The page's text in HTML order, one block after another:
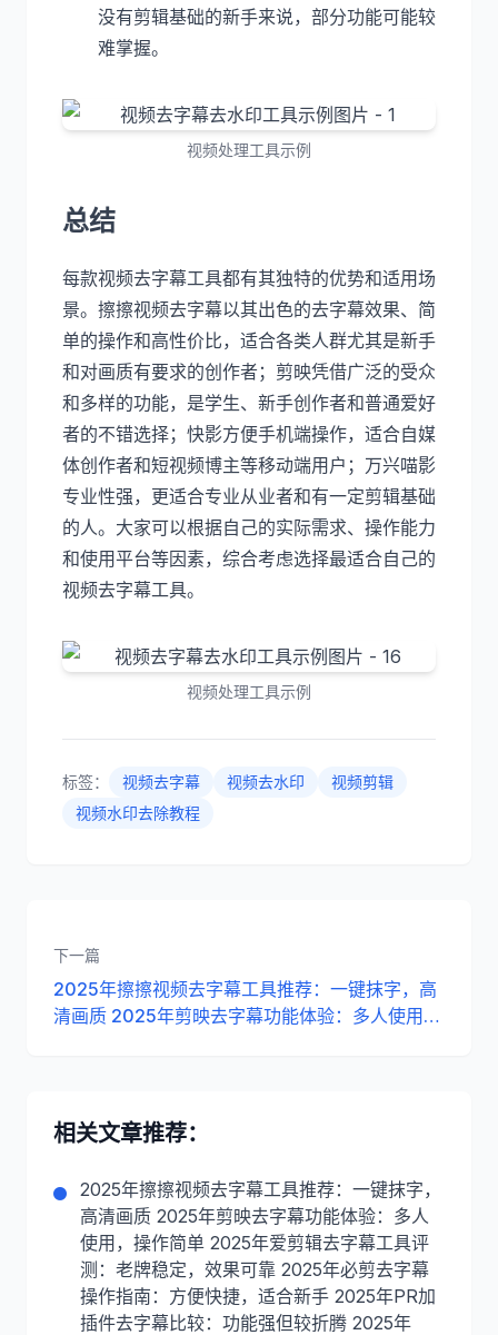
没有剪辑基础的新手来说，部分功能可能较
难掌握。
视频处理工具示例
总结
每款视频去字幕工具都有其独特的优势和适用场
景。擦擦视频去字幕以其出色的去字幕效果、简
单的操作和高性价比，适合各类人群尤其是新手
和对画质有要求的创作者；剪映凭借广泛的受众
和多样的功能，是学生、新手创作者和普通爱好
者的不错选择；快影方便手机端操作，适合自媒
体创作者和短视频博主等移动端用户；万兴喵影
专业性强，更适合专业从业者和有一定剪辑基础
的人。大家可以根据自己的实际需求、操作能力
和使用平台等因素，综合考虑选择最适合自己的
视频去字幕工具。
视频处理工具示例
标签： 视频去字幕 视频去水印
视频剪辑
视频水印去除教程
下一篇
2025年擦擦视频去字幕工具推荐：一键抹字，高
清画质 2025年剪映去字幕功能体验：多人使用，
功能强但较折腾 2025年CapCut国际版去字幕好
用吗：易上手，去字干净
相关文章推荐：
2025年擦擦视频去字幕工具推荐：一键抹字，
高清画质 2025年剪映去字幕功能体验：多人
使用，操作简单 2025年爱剪辑去字幕工具评
测：老牌稳定，效果可靠 2025年必剪去字幕
操作指南：方便快捷，适合新手 2025年PR加
插件去字幕比较：功能强但较折腾 2025年